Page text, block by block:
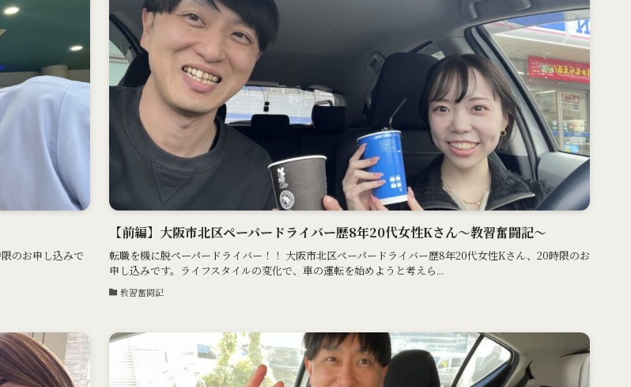
のお申し込みで
【前編】大阪市北区ペーパードライバー歴8年20代女性Kさん〜教習奮闘記〜
転職を機に脱ペーパードライバー！！ 大阪市北区ペーパードライバー歴8年20代女性Kさん、20時限のお
申し込みです。ライフスタイルの変化で、車の運転を始めようと考えら...
教習奮闘記